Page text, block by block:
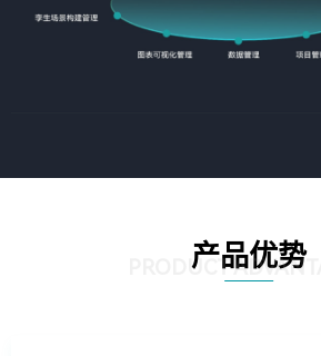
产品优势
PRODUCT